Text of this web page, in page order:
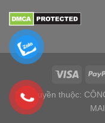
Bản quyền thuộc: